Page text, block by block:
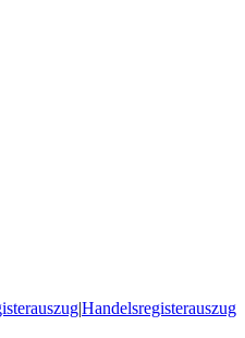
|Handelsregisterauszug